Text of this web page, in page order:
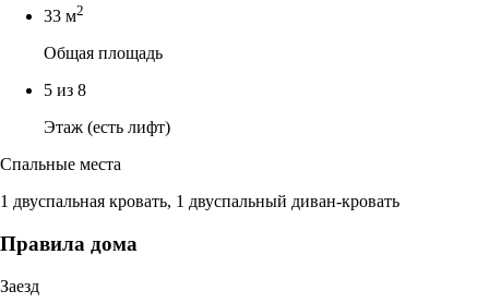
33 м2
Общая площадь
5 из 8
Этаж (есть лифт)
Спальные места
1 двуспальная кровать, 1 двуспальный диван-кровать
Правила дома
Заезд